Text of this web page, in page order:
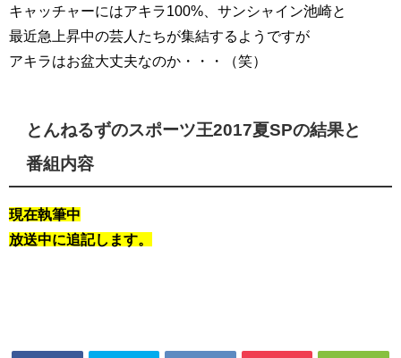
キャッチャーにはアキラ100%、サンシャイン池崎と
最近急上昇中の芸人たちが集結するようですが
アキラはお盆大丈夫なのか・・・（笑）
とんねるずのスポーツ王2017夏SPの結果と
番組内容
現在執筆中
放送中に追記します。